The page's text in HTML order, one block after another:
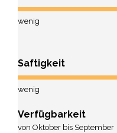
wenig
Saftigkeit
wenig
Verfügbarkeit
von Oktober bis September